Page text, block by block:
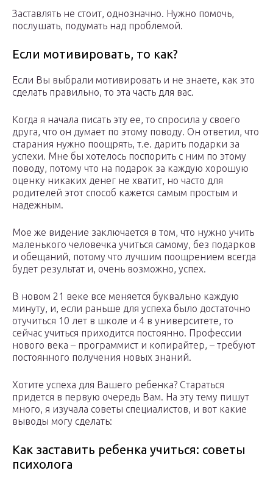
Заставлять не стоит, однозначно. Нужно помочь,
послушать, подумать над проблемой.
Если мотивировать, то как?
Если Вы выбрали мотивировать и не знаете, как это
сделать правильно, то эта часть для вас.
Когда я начала писать эту ее, то спросила у своего
друга, что он думает по этому поводу. Он ответил, что
старания нужно поощрять, т.е. дарить подарки за
успехи. Мне бы хотелось поспорить с ним по этому
поводу, потому что на подарок за каждую хорошую
оценку никаких денег не хватит, но часто для
родителей этот способ кажется самым простым и
надежным.
Мое же видение заключается в том, что нужно учить
маленького человечка учиться самому, без подарков
и обещаний, потому что лучшим поощрением всегда
будет результат и, очень возможно, успех.
В новом 21 веке все меняется буквально каждую
минуту, и, если раньше для успеха было достаточно
отучиться 10 лет в школе и 4 в университете, то
сейчас учиться приходится постоянно. Профессии
нового века – программист и копирайтер, – требуют
постоянного получения новых знаний.
Хотите успеха для Вашего ребенка? Стараться
придется в первую очередь Вам. На эту тему пишут
много, я изучала советы специалистов, и вот какие
выводы могу сделать:
Как заставить ребенка учиться: советы
психолога